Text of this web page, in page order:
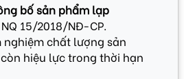
bố sản phẩm lạp
15/2018/NĐ-CP.
nghiệm chất lượng sản
hiệu lực trong thời hạn